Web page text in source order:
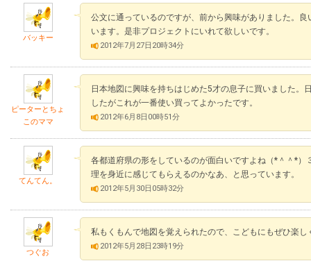
バッキー
公文に通っているのですが、前から興味がありました。
います。是非プロジェクトにいれて欲しいです。
2012年7月27日20時34分
ピーターとちょ
このママ
日本地図に興味を持ちはじめた5才の息子に買いました。
したがこれが一番使い買ってよかったです。
2012年6月8日00時51分
てんてん。
各都道府県の形をしているのが面白いですよね（*＾＾*
理を身近に感じてもらえるのかなあ、と思っています。
2012年5月30日05時32分
つぐお
私もくもんで地図を覚えられたので、こどもにもぜひ楽し
2012年5月28日23時19分